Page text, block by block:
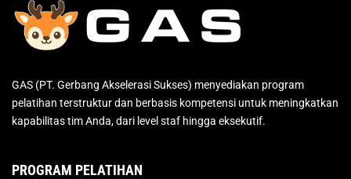
GAS (PT. Gerbang Akselerasi Sukses) menyediakan program
pelatihan terstruktur dan berbasis kompetensi untuk meningkatkan
kapabilitas tim Anda, dari level staf hingga eksekutif.
PROGRAM PELATIHAN